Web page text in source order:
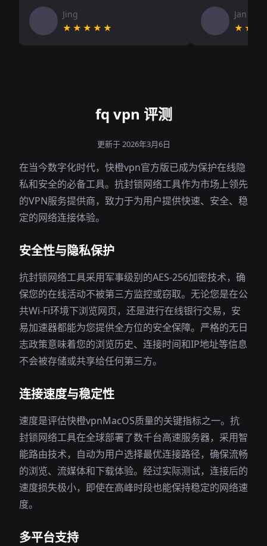
Jing
★★★★★
Jan V
fq vpn 评测
更新于 2026年3月6日
在当今数字化时代，快橙vpn官方版已成为保护在线隐
私和安全的必备工具。抗封锁网络工具作为市场上领先
的VPN服务提供商，致力于为用户提供快速、安全、稳
定的网络连接体验。
安全性与隐私保护
抗封锁网络工具采用军事级别的AES-256加密技术，确
保您的在线活动不被第三方监控或窃取。无论您是在公
共Wi-Fi环境下浏览网页，还是进行在线银行交易，安
易加速器都能为您提供全方位的安全保障。严格的无日
志政策意味着您的浏览历史、连接时间和IP地址等信息
不会被存储或共享给任何第三方。
连接速度与稳定性
速度是评估快橙vpnMacOS质量的关键指标之一。抗
封锁网络工具在全球部署了数千台高速服务器，采用智
能路由技术，自动为用户选择最优连接路径，确保流畅
的浏览、流媒体和下载体验。经过实际测试，连接后的
速度损失极小，即使在高峰时段也能保持稳定的网络速
度。
多平台支持